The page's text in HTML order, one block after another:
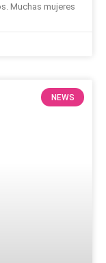
Muchas mujeres
NEWS